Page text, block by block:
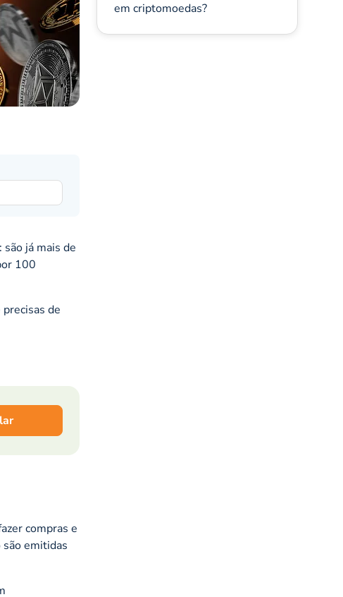
já mais de
100
de
compras e
emitidas
em criptomoedas?